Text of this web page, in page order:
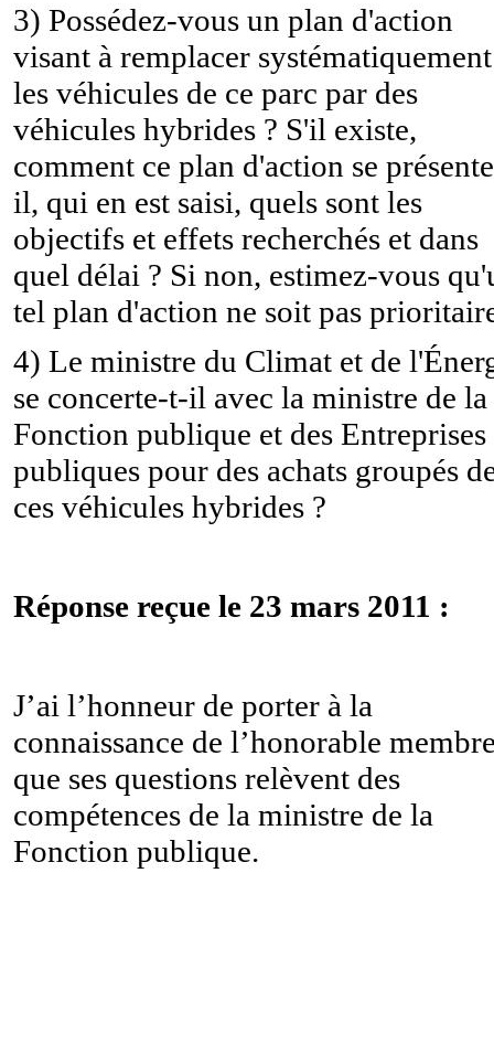
3) Possédez-vous un plan d'action
visant à remplacer systématiquement
les véhicules de ce parc par des
véhicules hybrides ? S'il existe,
comment ce plan d'action se
il, qui en est saisi, quels sont les
objectifs et effets recherchés et dans
quel délai ? Si non, estimez-vous
tel plan d'action ne soit pas
4) Le ministre du Climat et de
se concerte-t-il avec la ministre de la
Fonction publique et des Entreprises
publiques pour des achats groupés
ces véhicules hybrides ?
Réponse reçue le 23 mars 2011 :
J’ai l’honneur de porter à la
connaissance de l’honorable
que ses questions relèvent des
compétences de la ministre de la
Fonction publique.